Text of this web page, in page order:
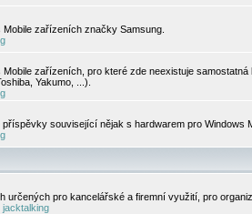
Mobile zařízeních značky Samsung.
Mobile zařízeních, pro které zde neexistuje
Yakumo, ...).
související nějak s hardwarem pro Windows
určených pro kancelářské a firemní využití, pro
jacktalking